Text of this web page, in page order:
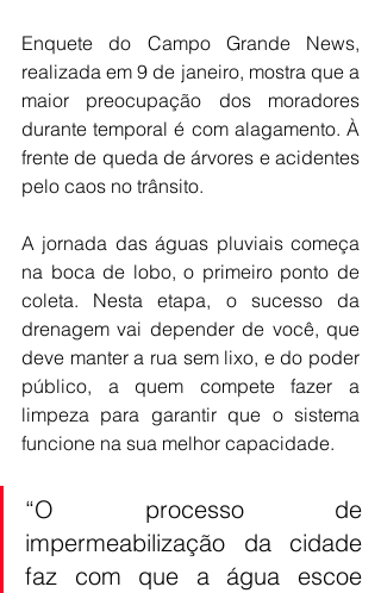
Enquete do Campo Grande News,
realizada em 9 de janeiro, mostra que a
maior preocupação dos moradores
durante temporal é com alagamento. À
frente de queda de árvores e acidentes
pelo caos no trânsito.
A jornada das águas pluviais começa
na boca de lobo, o primeiro ponto de
coleta. Nesta etapa, o sucesso da
drenagem vai depender de você, que
deve manter a rua sem lixo, e do poder
público, a quem compete fazer a
limpeza para garantir que o sistema
funcione na sua melhor capacidade.
“O processo de
impermeabilização da cidade
faz com que a água escoe